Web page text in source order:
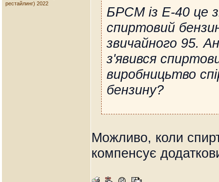
рестайлинг) 2022
БРСМ із Е-40 це
спиртовий
звичайного 95.
з'явився
виробницьтво
бензину?
Можливо, коли
компенсує